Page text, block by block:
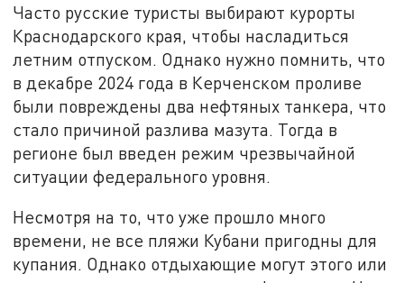
Часто русские туристы выбирают курорты
Краснодарского края, чтобы насладиться
летним отпуском. Однако нужно помнить, что
в декабре 2024 года в Керченском проливе
были повреждены два нефтяных танкера, что
стало причиной разлива мазута. Тогда в
регионе был введен режим чрезвычайной
ситуации федерального уровня.
Несмотря на то, что уже прошло много
времени, не все пляжи Кубани пригодны для
купания. Однако отдыхающие могут этого или